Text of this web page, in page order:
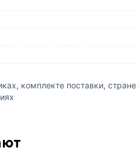
комплекте поставки,